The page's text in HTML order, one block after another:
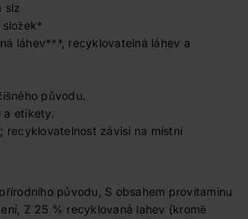
slz
láhev***, recyklovatelná láhev a
původu.
a etikety.
závisí na místní
původu, S obsahem provitaminu
Z 25 % recyklovaná lahev (kromě